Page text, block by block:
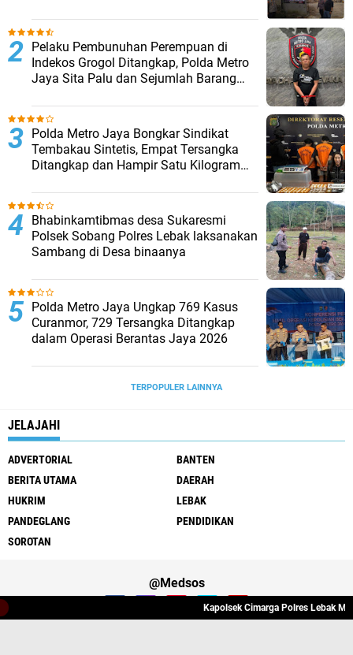
Pelaku Pembunuhan Perempuan di
Indekos Grogol Ditangkap, Polda Metro
Jaya Sita Palu dan Sejumlah Barang
‎Polda Metro Jaya Bongkar Sindikat
Tembakau Sintetis, Empat Tersangka
Ditangkap dan Hampir Satu Kilogram
Bhabinkamtibmas desa Sukaresmi
Polsek Sobang Polres Lebak laksanakan
Sambang di Desa binaanya
Polda Metro Jaya Ungkap 769 Kasus
Curanmor, 729 Tersangka Ditangkap
dalam Operasi Berantas Jaya 2026‎
TERPOPULER LAINNYA
JELAJAHI
ADVERTORIAL
BANTEN
BERITA UTAMA
DAERAH
HUKRIM
LEBAK
PANDEGLANG
PENDIDIKAN
SOROTAN
@Medsos
Kapolsek Cimarga Polres Lebak